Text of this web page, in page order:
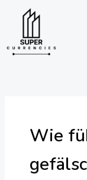
Überspringen
Wie